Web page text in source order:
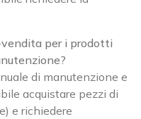
per i prodotti
di manutenzione e
acquistare pezzi di
e richiedere